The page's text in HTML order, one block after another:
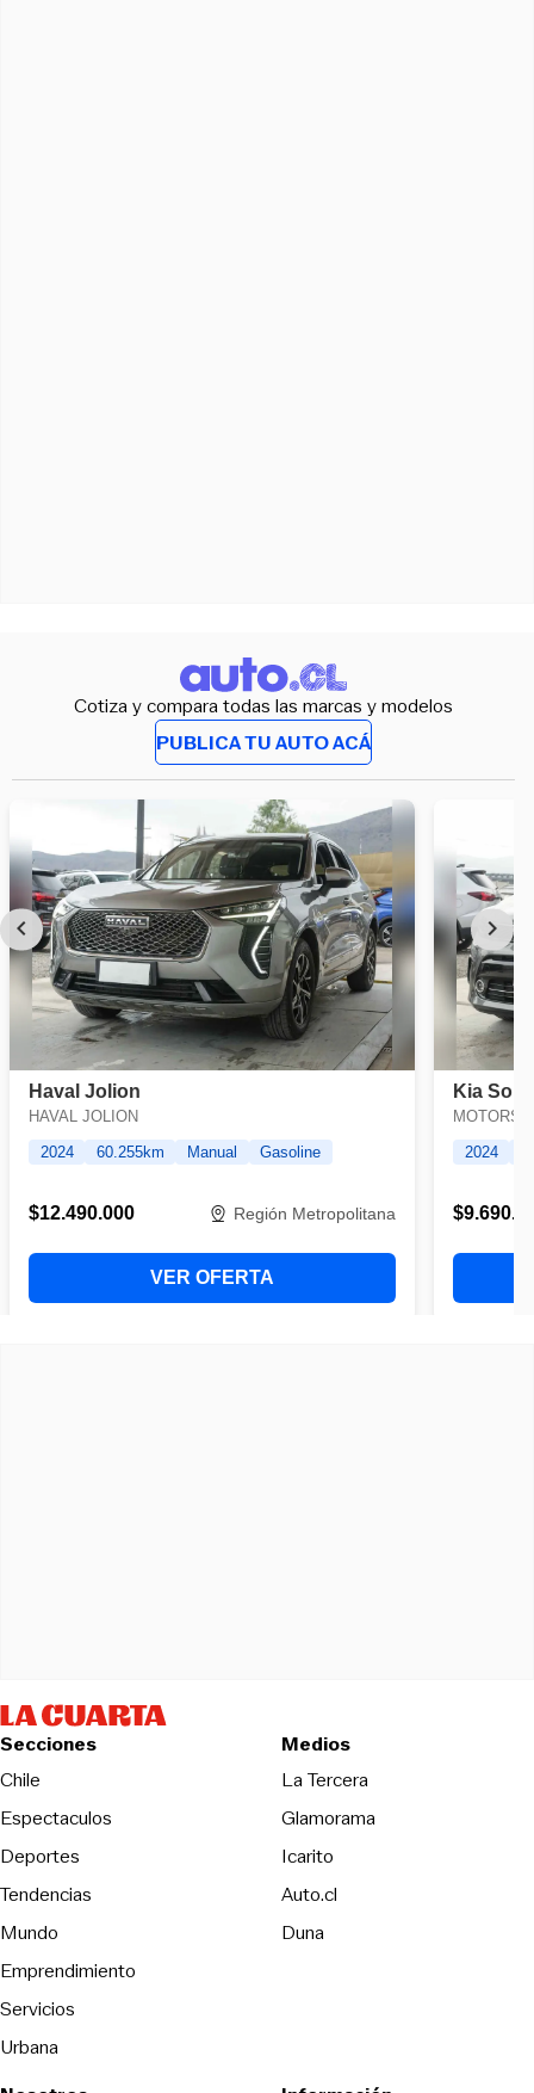
Cotiza y compara todas las marcas y modelos
PUBLICA TU AUTO ACÁ
Secciones
Chile
Espectaculos
Deportes
Tendencias
Mundo
Emprendimiento
Servicios
Urbana
Medios
La TerceraOpens in new
Glamorama
Icarito
Auto.cl
DunaOpens in new window